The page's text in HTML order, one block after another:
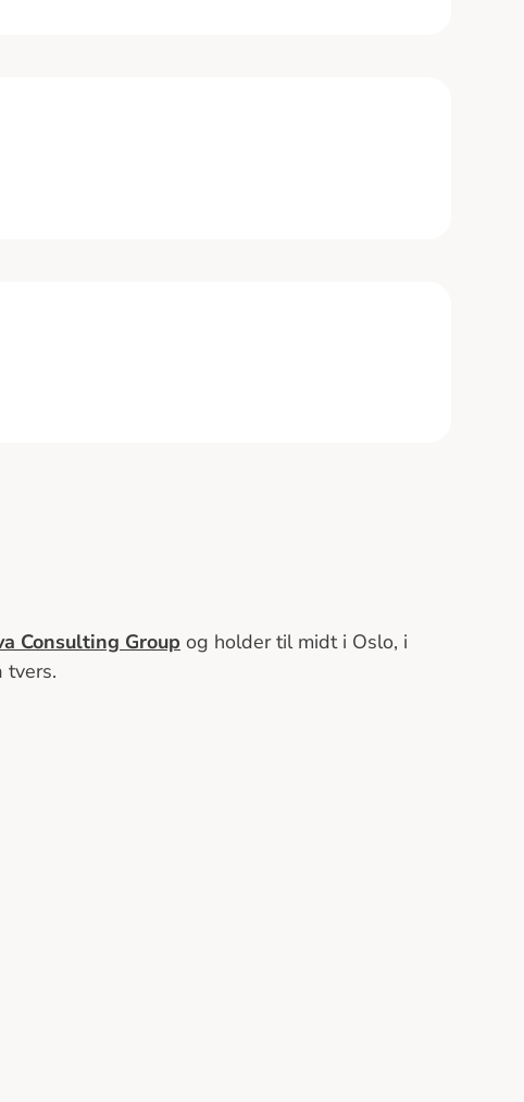
Consulting Group og holder til midt i Oslo, i
tvers.